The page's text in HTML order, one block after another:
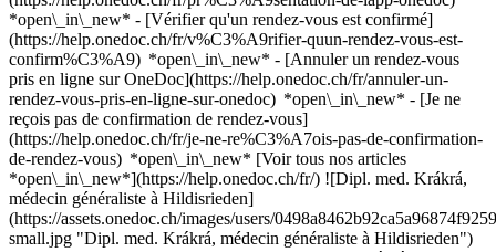
*open\_in\_new* - [Vérifier qu'un rendez-vous est confirmé]
(https://help.onedoc.ch/fr/v%C3%A9rifier-quun-rendez-vous-est-
confirm%C3%A9) *open\_in\_new* - [Annuler un rendez-vous
pris en ligne sur OneDoc](https://help.onedoc.ch/fr/annuler-un-
rendez-vous-pris-en-ligne-sur-onedoc) *open\_in\_new* - [Je ne
reçois pas de confirmation de rendez-vous]
(https://help.onedoc.ch/fr/je-ne-re%C3%A7ois-pas-de-confirmation-
de-rendez-vous) *open\_in\_new* [Voir tous nos articles
*open\_in\_new*](https://help.onedoc.ch/fr/) ![Dipl. med. Krákrá,
médecin généraliste à Hildisrieden]
(https://assets.onedoc.ch/images/users/
small.jpg "Dipl. med. Krákrá, médecin généraliste à Hildisrieden")